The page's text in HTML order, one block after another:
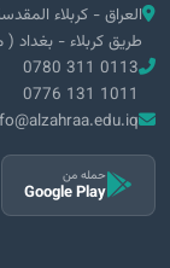
العراق - كربلاء
طريق كربلاء - بغداد (
0780 311 0113
0776 131 1011
حمله من
Google Play